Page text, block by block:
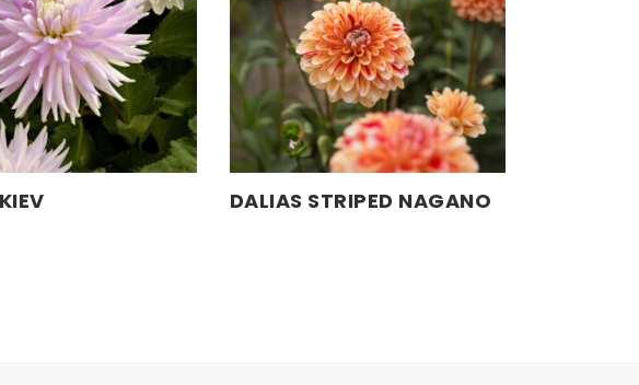
LEER MÁS LEER MÁS
DALIAS STRIPED NAGANO